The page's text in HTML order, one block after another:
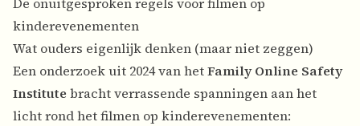
kinderevenementen
Wat ouders eigenlijk denken (maar niet zeggen)
Een onderzoek uit 2024 van hetFamily Online Safety
Institute bracht verrassende spanningen aan het
licht rond het filmen op kinderevenementen: